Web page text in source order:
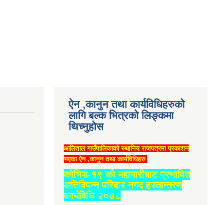
ऐन ,कानुन तथा कार्यविधिहरुको
लागि बल्क भित्रको लिङ्कमा
थिच्‍नुहोस
आलिताल गाउँपालिकाको स्थानिय राजपत्रमा प्रकाशन
भएका ऐन ,कानुन तथा कार्यविधिहरु
कोभिड-१९ को महामारीबाट प्रभावित
अतिविपन्न परिवार नगद हस्तान्तरण
कार्यविधि २०७८